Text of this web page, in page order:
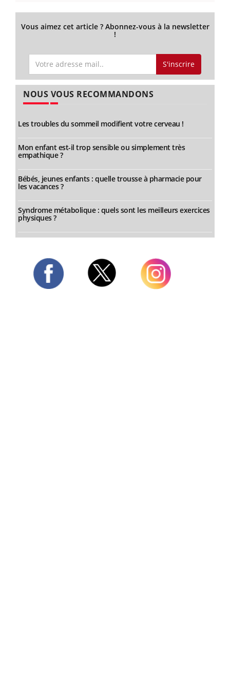
Vous aimez cet article ? Abonnez-vous à la newsletter
!
S'inscrire
NOUS VOUS RECOMMANDONS
Les troubles du sommeil modifient votre cerveau !
Mon enfant est-il trop sensible ou simplement très
empathique ?
Bébés, jeunes enfants : quelle trousse à pharmacie pour
les vacances ?
Syndrome métabolique : quels sont les meilleurs exercices
physiques ?